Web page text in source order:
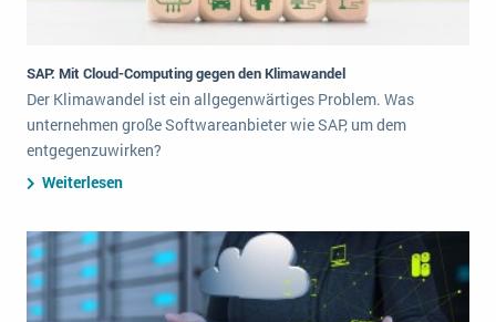
SAP: Mit Cloud-Computing gegen den Klimawandel
Der Klimawandel ist ein allgegenwärtiges Problem. Was
unternehmen große Softwareanbieter wie SAP, um dem
entgegenzuwirken?
Weiterlesen